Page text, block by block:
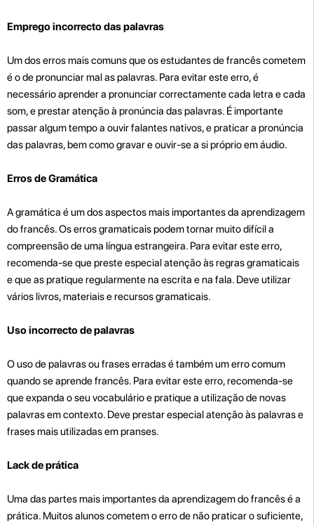
Emprego incorrecto das palavras
Um dos erros mais comuns que os estudantes de francês cometem
é o de pronunciar mal as palavras. Para evitar este erro, é
necessário aprender a pronunciar correctamente cada letra e cada
som, e prestar atenção à pronúncia das palavras. É importante
passar algum tempo a ouvir falantes nativos, e praticar a pronúncia
das palavras, bem como gravar e ouvir-se a si próprio em áudio.
Erros de Gramática
A gramática é um dos aspectos mais importantes da aprendizagem
do francês. Os erros gramaticais podem tornar muito difícil a
compreensão de uma língua estrangeira. Para evitar este erro,
recomenda-se que preste especial atenção às regras gramaticais
e que as pratique regularmente na escrita e na fala. Deve utilizar
vários livros, materiais e recursos gramaticais.
Uso incorrecto de palavras
O uso de palavras ou frases erradas é também um erro comum
quando se aprende francês. Para evitar este erro, recomenda-se
que expanda o seu vocabulário e pratique a utilização de novas
palavras em contexto. Deve prestar especial atenção às palavras e
frases mais utilizadas em pranses.
Lack de prática
Uma das partes mais importantes da aprendizagem do francês é a
prática. Muitos alunos cometem o erro de não praticar o suficiente,